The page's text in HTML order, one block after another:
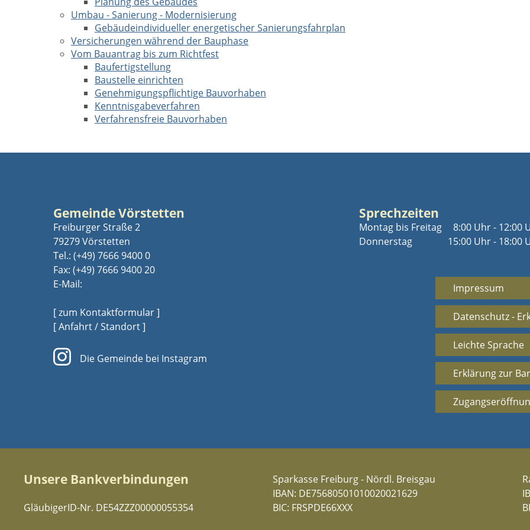
Umbau - Sanierung - Modernisierung
Gebäudeindividueller energetischer Sanierungsfahrplan
Versicherungen während der Bauphase
Vom Bauantrag bis zum Richtfest
Baufertigstellung
Baustelle einrichten
Genehmigungspflichtige Bauvorhaben
Kenntnisgabeverfahren
Verfahrensfreie Bauvorhaben
Gemeinde Vörstetten
Freiburger Straße 2
79279 Vörstetten
Tel.: (+49) 7666 9400 0
Fax: (+49) 7666 9400 20
E-Mail:
[ zum Kontaktformular ]
[ Anfahrt / Standort ]
Die Gemeinde bei Instagram
Sprechzeiten
Montag bis Freitag
Donnerstag
8:00 Uhr - 12:00
15:00 Uhr - 18:00
Impressum
Datenschutz -
Leichte Sprache
Erklärung zur
Unsere Bankverbindungen
GläubigerID-Nr. DE54ZZZ00000055354
Sparkasse Freiburg - Nördl. Breisgau
IBAN: DE75680501010020021629
BIC: FRSPDE66XXX